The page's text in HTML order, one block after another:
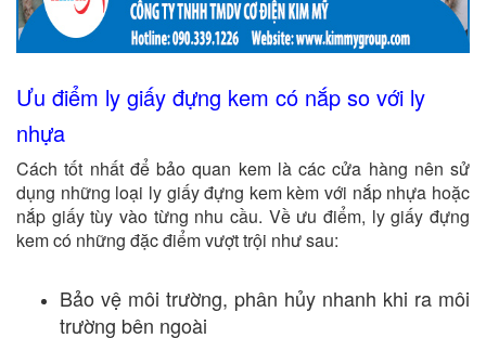
Ưu điểm ly giấy đựng kem có nắp so với ly
nhựa
Cách tốt nhất để bảo quan kem là các cửa hàng nên sử
dụng những loại ly giấy đựng kem kèm với nắp nhựa hoặc
nắp giấy tùy vào từng nhu cầu. Về ưu điểm, ly giấy đựng
kem có những đặc điểm vượt trội như sau:
Bảo vệ môi trường, phân hủy nhanh khi ra môi
trường bên ngoài